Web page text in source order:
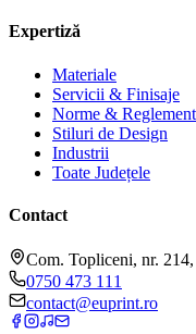
Expertiză
Materiale
Servicii & Finisaje
Norme &
Stiluri de Design
Industrii
Toate Județele
Contact
Com. Topliceni, nr.
0750 473 111
contact@euprint.ro